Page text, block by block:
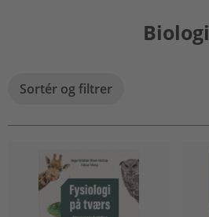
Biologi
Sortér og filtrer